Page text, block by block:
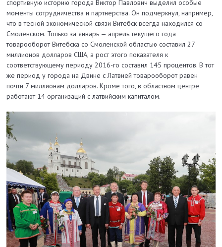
спортивную историю города Виктор Павлович выделил особые
моменты сотрудничества и партнерства. Он подчеркнул, например,
что в тесной экономической связи Витебск всегда находился со
Смоленском. Только за январь — апрель текущего года
товарооборот Витебска со Смоленской областью составил 27
миллионов долларов США, а рост этого показателя к
соответствующему периоду 2016-го составил 145 процентов. В тот
же период у города на Двине с Латвией товарооборот равен
почти 7 миллионам долларов. Кроме того, в областном центре
работают 14 организаций с латвийским капиталом.